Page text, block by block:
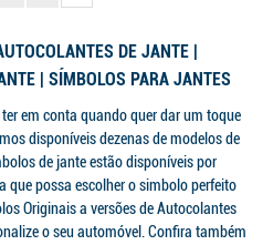
DE JANTE |
| SÍMBOLOS PARA JANTES
em conta quando quer dar um toque
disponíveis dezenas de modelos de
de jante estão disponíveis por
que possa escolher o simbolo perfeito
Originais a versões de Autocolantes
o seu automóvel. Confira também